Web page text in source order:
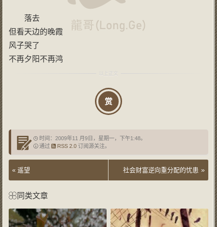
落去
但看天边的晚霞
风子哭了
不再夕阳不再鸿
赏
时间：2009年11 月9日，星期一，下午1:48。
通过
RSS 2.0订阅源关注。
« 遥望 社会财富逆向重分配的忧患 »
同类文章